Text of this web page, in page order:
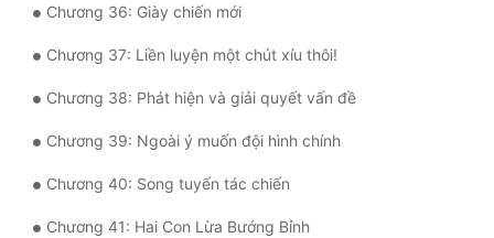
Chương 36: Giày chiến mới
Chương 37: Liền luyện một chút xíu thôi!
Chương 38: Phát hiện và giải quyết vấn đề
Chương 39: Ngoài ý muốn đội hình chính
Chương 40: Song tuyến tác chiến
Chương 41: Hai Con Lừa Bướng Bỉnh